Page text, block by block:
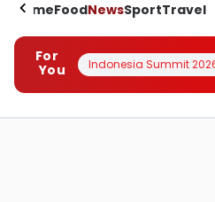
HomeFoodNewsSportTravel
For
You
Indonesia Summit